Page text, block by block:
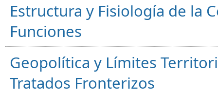
Estructura y Fisiología de la
Funciones
Geopolítica y Límites
Tratados Fronterizos